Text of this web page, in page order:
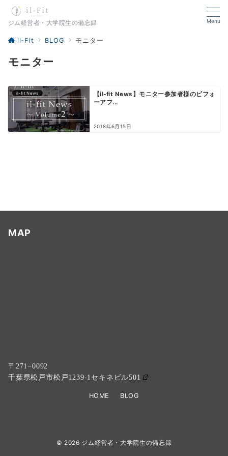
Menu
ジム経営者・大学院生の備忘録
il-Fit BLOG モニター
モニター
il-fit News
【il-fit News】モニター参加者様のビフォ
ーアフ...
2018年6月15日
MAP
〒271−0092
千葉県松戸市松戸1239-1セキネビル501
HOME BLOG
© 2026 ジム経営者・大学院生の備忘録